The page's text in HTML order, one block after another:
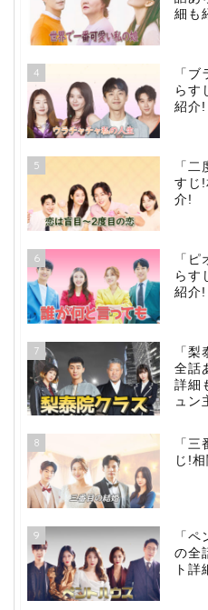
細も
4
「
らす
紹介!
5
「
すじ!
介!
6
「
らす
紹介!
7
「
全話
詳細
ュン
8
「
じ!
9
「
の全
ト詳